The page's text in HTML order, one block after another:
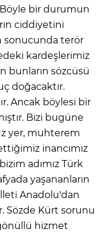
Böyle bir durumun
ciddiyetini
sonucunda terör
kardeşlerimiz
bunların sözcüsü
doğacaktır.
Ancak böylesi bir
Bizi bugüne
yer, muhterem
inancımız
adımız Türk
yaşananların
Anadolu'dan
Sözde Kürt sorunu
hizmet